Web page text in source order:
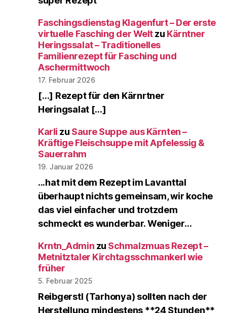
Faschingsdienstag Klagenfurt – Der erste
virtuelle Fasching der Weltzu Kärntner
Heringssalat – Traditionelles
Familienrezept für Fasching und
Aschermittwoch
17. Februar 2026
[…] Rezept für den Kärnrtner
Heringsalat […]
Karli zu Saure Suppe aus Kärnten –
Kräftige Fleischsuppe mit Apfelessig &
Sauerrahm
19. Januar 2026
...hat mit dem Rezept im Lavanttal
überhaupt nichts gemeinsam, wir koche
das viel einfacher und trotzdem
schmeckt es wunderbar. Weniger…
Krntn_Admin zu Schmalzmuas Rezept –
Metnitztaler Kirchtagsschmankerl wie
früher
5. Februar 2025
Reibgerstl (Tarhonya) sollten nach der
Herstellung mindestens **24 Stunden**